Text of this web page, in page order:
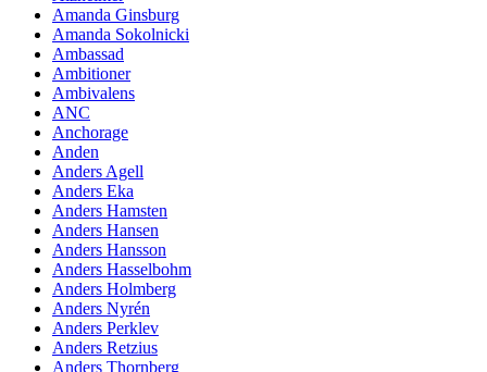
Amanda Ginsburg
Amanda Sokolnicki
Ambassad
Ambitioner
Ambivalens
ANC
Anchorage
Anden
Anders Agell
Anders Eka
Anders Hamsten
Anders Hansen
Anders Hansson
Anders Hasselbohm
Anders Holmberg
Anders Nyrén
Anders Perklev
Anders Retzius
Anders Thornberg